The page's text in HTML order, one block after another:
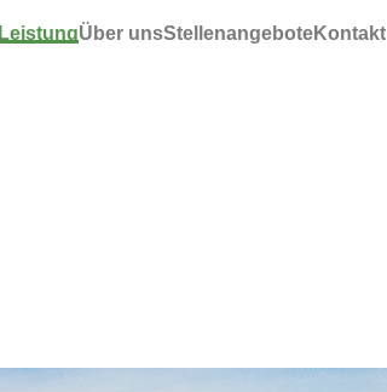
LeistungÜber unsStellenangeboteKontakt